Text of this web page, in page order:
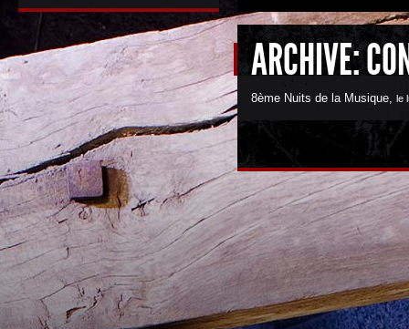
ARCHIVE:
8ème Nuits de la Musique, le